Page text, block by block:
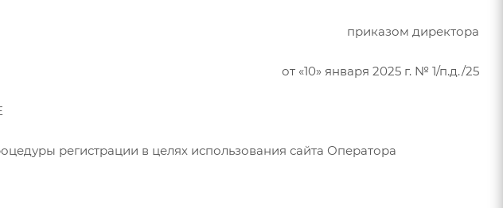
приказом директора
от «10» января 2025 г. № 1/п.д./25
регистрации в целях использования сайта Оператора